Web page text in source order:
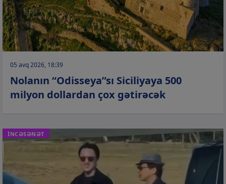
05 avq 2026, 18:39
Nolanın “Odisseya”sı Siciliyaya 500
milyon dollardan çox gətirəcək
İNCƏSƏNƏT